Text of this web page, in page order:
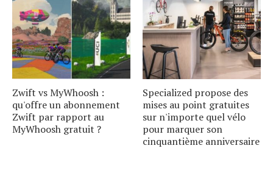
Zwift vs MyWhoosh :
qu'offre un abonnement
Zwift par rapport au
MyWhoosh gratuit ?
Specialized propose des
mises au point gratuites
sur n'importe quel vélo
pour marquer son
cinquantième anniversaire